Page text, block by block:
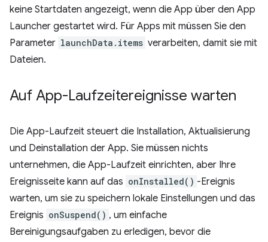
keine Startdaten angezeigt, wenn die App über den App
Launcher gestartet wird. Für Apps mit müssen Sie den
Parameter launchData.items verarbeiten, damit sie mit
Dateien.
Auf App-Laufzeitereignisse warten
Die App-Laufzeit steuert die Installation, Aktualisierung
und Deinstallation der App. Sie müssen nichts
unternehmen, die App-Laufzeit einrichten, aber Ihre
Ereignisseite kann auf das onInstalled() -Ereignis
warten, um sie zu speichern lokale Einstellungen und das
Ereignis onSuspend() , um einfache
Bereinigungsaufgaben zu erledigen, bevor die